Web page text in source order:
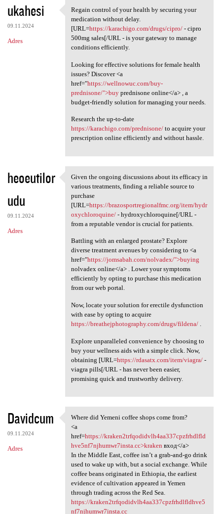
ukahesi
09.11.2024
Adres
Regain control of your health
Regain control of your health by securing your
medication without delay.
[URL=https://karachigo.com/drugs/cipro/- cipro
500mg sales[/URL - is your gateway to manage
conditions efficiently.
Looking for effective solutions for female health
issues? Discover <a
href="https://wellnowuc.com/buy-
prednisone/">buyprednisone online</a> , a
budget-friendly solution for managing your needs.
Research the up-to-date
https://karachigo.com/prednisone/to acquire your
prescription online efficiently and without hassle.
heoeutilor
udu
09.11.2024
Adres
Given the ongoing discussions
Given the ongoing discussions about its efficacy in
various treatments, finding a reliable source to
purchase
[URL=https://brazosportregionalfmc.org/item/hydr
oxychloroquine/- hydroxychloroquine[/URL -
from a reputable vendor is crucial for patients.
Battling with an enlarged prostate? Explore
diverse treatment avenues by considering to <a
href="https://jomsabah.com/nolvadex/">buying
nolvadex online</a> . Lower your symptoms
efficiently by opting to purchase this medication
from our web portal.
Now, locate your solution for erectile dysfunction
with ease by opting to acquire
https://breathejphotography.com/drugs/fildena/.
Explore unparalleled convenience by choosing to
buy your wellness aids with a simple click. Now,
obtaining [URL=https://rdasatx.com/item/viagra/-
viagra pills[/URL - has never been easier,
promising quick and trustworthy delivery.
Davidcum
09.11.2024
Adres
Where did Yemeni coffee shops
Where did Yemeni coffee shops come from?
<a
href=https://kraken2trfqodidvlh4aa337cpzfrhdlfld
hve5nf7njhumwr7insta.cc>kraken вход</a>
In the Middle East, coffee isn’t a grab-and-go drink
used to wake up with, but a social exchange. While
coffee beans originated in Ethiopia, the earliest
evidence of cultivation appeared in Yemen
through trading across the Red Sea.
https://kraken2trfqodidvlh4aa337cpzfrhdlfldhve5
nf7njhumwr7insta.cc